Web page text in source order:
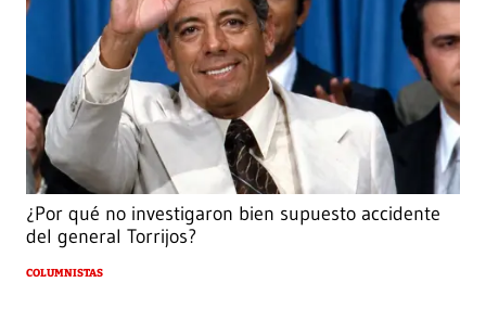
¿Por qué no investigaron bien supuesto accidente
del general Torrijos?
COLUMNISTAS